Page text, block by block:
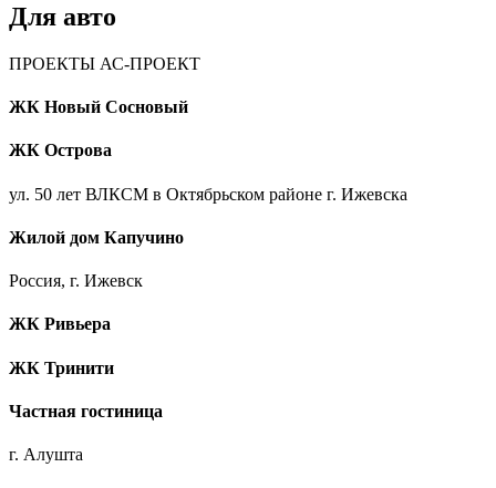
Для авто
ПРОЕКТЫ АС-ПРОЕКТ
ЖК Новый Сосновый
ЖК Острова
ул. 50 лет ВЛКСМ в Октябрьском районе г. Ижевска
Жилой дом Капучино
Россия, г. Ижевск
ЖК Ривьера
ЖК Тринити
Частная гостиница
г. Алушта